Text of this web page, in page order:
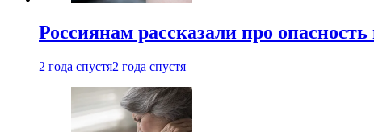
Россиянам рассказали про
2 года спустя2 года спустя